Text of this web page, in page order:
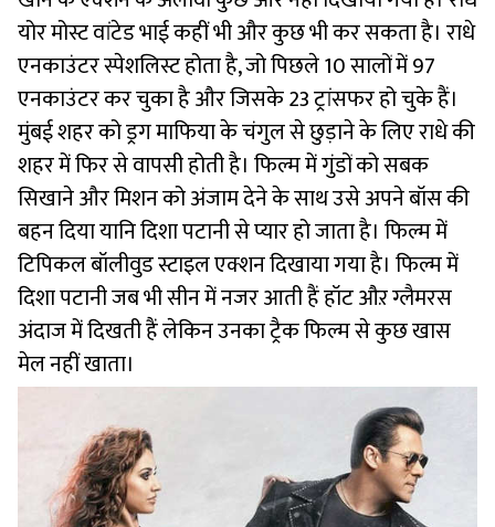
योर मोस्ट वांटेड भाई कहीं भी और कुछ भी कर सकता है। राधे
एनकाउंटर स्पेशलिस्ट होता है, जो पिछले 10 सालों में 97
एनकाउंटर कर चुका है और जिसके 23 ट्रांसफर हो चुके हैं।
मुंबई शहर को ड्रग माफिया के चंगुल से छुड़ाने के लिए राधे की
शहर में फिर से वापसी होती है। फिल्म में गुंडों को सबक
सिखाने और मिशन को अंजाम देने के साथ उसे अपने बॉस की
बहन दिया यानि दिशा पटानी से प्यार हो जाता है। फिल्म में
टिपिकल बॉलीवुड स्टाइल एक्शन दिखाया गया है। फिल्म में
दिशा पटानी जब भी सीन में नजर आती हैं हॉट औऱ ग्लैमरस
अंदाज में दिखती हैं लेकिन उनका ट्रैक फिल्म से कुछ खास
मेल नहीं खाता।